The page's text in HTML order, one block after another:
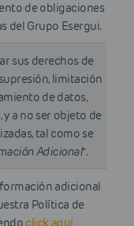
de obligaciones
del Grupo Esergui.
sus derechos de
limitación
de datos,
a no ser objeto de
tal como se
Adicional”.
adicional
Política de
click aquí